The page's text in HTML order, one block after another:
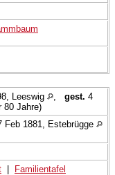
Leeswig gest. 4
80 Jahre)
Feb 1881, Estebrügge
Familientafel